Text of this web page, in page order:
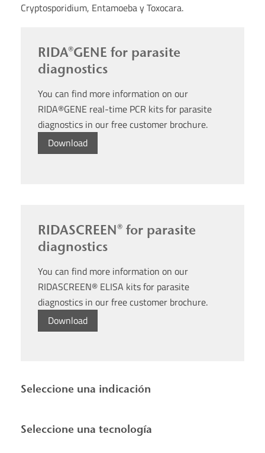
Cryptosporidium, Entamoeba y Toxocara.
RIDA®GENE for parasite
diagnostics
You can find more information on our
RIDA®GENE real-time PCR kits for parasite
diagnostics in our free customer brochure.
Download
RIDASCREEN® for parasite
diagnostics
You can find more information on our
RIDASCREEN® ELISA kits for parasite
diagnostics in our free customer brochure.
Download
Seleccione una indicación
Seleccione una tecnología